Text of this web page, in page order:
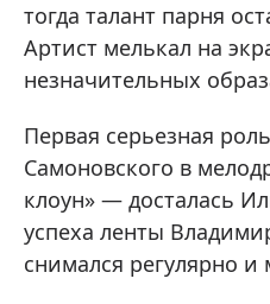
тогда талант парня
Артист мелькал на
незначительных
Первая серьезная
Самоновского в
клоун» — досталась
успеха ленты
снимался регулярно и